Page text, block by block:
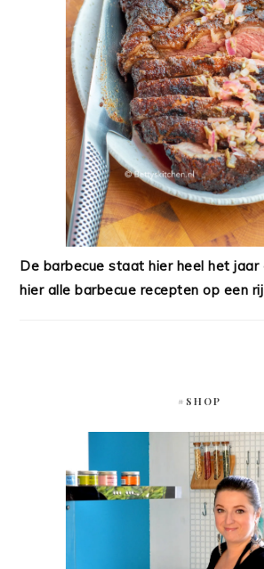
De barbecue staat hier heel het jaar
hier alle barbecue recepten op een
#SHOP